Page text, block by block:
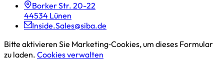
Borker Str. 20-22
44534 Lünen
Inside.Sales@siba.de
Bitte aktivieren Sie Marketing‑Cookies, um dieses Formular
zu laden. Cookies verwalten